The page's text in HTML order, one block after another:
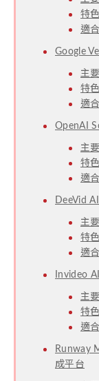
特
適
Google
主
特
適
OpenAI
主
特
適
DeeVid
主
特
適
Invideo
主
特
適
Runway
成平台